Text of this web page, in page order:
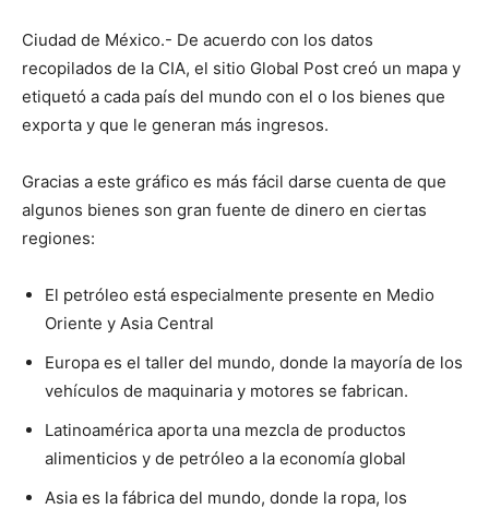
Ciudad de México.- De acuerdo con los datos
recopilados de la CIA, el sitio Global Post creó un mapa y
etiquetó a cada país del mundo con el o los bienes que
exporta y que le generan más ingresos.
Gracias a este gráfico es más fácil darse cuenta de que
algunos bienes son gran fuente de dinero en ciertas
regiones:
El petróleo está especialmente presente en Medio
Oriente y Asia Central
Europa es el taller del mundo, donde la mayoría de los
vehículos de maquinaria y motores se fabrican.
Latinoamérica aporta una mezcla de productos
alimenticios y de petróleo a la economía global
Asia es la fábrica del mundo, donde la ropa, los